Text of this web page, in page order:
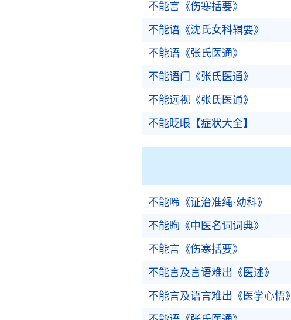
不能言《伤寒括要》
不能语《沈氏女科辑要》
不能语《张氏医通》
不能语门《张氏医通》
不能远视《张氏医通》
不能眨眼【症状大全】
不能啼《证治准绳·幼科》
不能眴《中医名词词典》
不能言《伤寒括要》
不能言及言语难出《医述》
不能言及语言难出《医学心悟》